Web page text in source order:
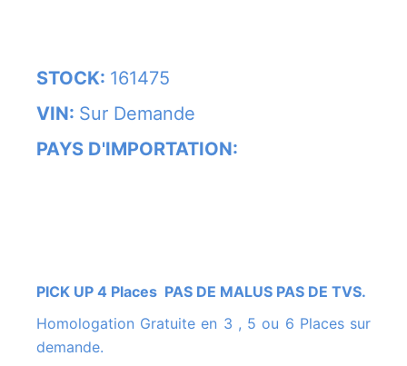
STOCK: 161475
VIN: Sur Demande
PAYS D'IMPORTATION:
PICK UP 4 Places PAS DE MALUS PAS DE TVS.
Homologation Gratuite en 3 , 5 ou 6 Places sur
demande.